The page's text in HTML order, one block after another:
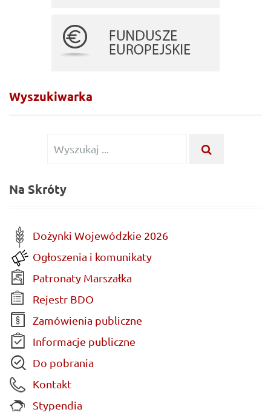
Wyszukiwarka
Wyszukiwanie
Na Skróty
Dożynki Wojewódzkie 2026
Ogłoszenia i komunikaty
Patronaty Marszałka
Rejestr BDO
Zamówienia publiczne
Informacje publiczne
Do pobrania
Kontakt
Stypendia